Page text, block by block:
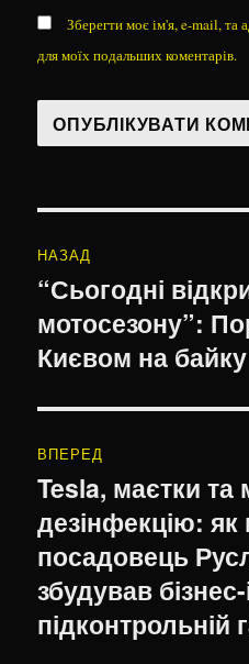
Зберегти моє ім'я, e-mail, та
для моїх подальших коментарів.
записів
НАЗАД
Попередній
запис:
“Сьогодні
мотосезону”:
Києвом на
ВПЕРЕД
Наступний
запис:
Tesla, маєтки та
дезінфекцію:
посадовець
збудував
підконтрольній